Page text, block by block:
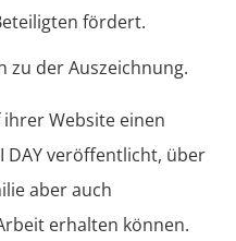
fördert.
zu der Auszeichnung.
Website einen
DAY veröffentlicht, über
aber auch
erhalten können.